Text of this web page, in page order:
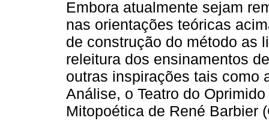
Embora atualmente sejam
nas orientações teóricas
de construção do método as
releitura dos ensinamentos
outras inspirações tais como
Análise, o Teatro do
Mitopoética de René Barbier